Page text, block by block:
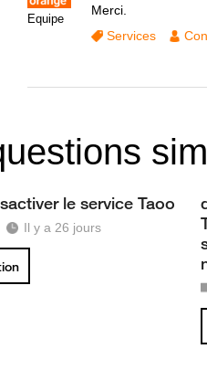
Equipe
Merci.
Services
le service Taoo
Il y a 26 jours